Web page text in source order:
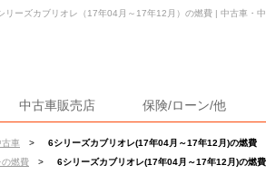
中古車販売店 保険/ローン/他
車 >
6シリーズカブリオレ(17年04月～17年12月)の燃費
燃費 > 6シリーズカブリオレ(17年04月～17年12月)の燃費
リーズカブリオレ（17年04月～17年12月）の燃費 | 中古車・